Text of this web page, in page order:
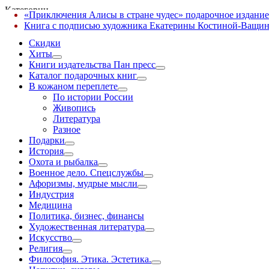
Категории
Скидки
Хиты
Книги издательства Пан пресс
Каталог подарочных книг
В кожаном переплете
По истории России
Живопись
Литература
Разное
Подарки
История
Охота и рыбалка
Военное дело. Спецслужбы
Афоризмы, мудрые мысли
Индустрия
Медицина
Политика, бизнес, финансы
Художественная литература
Искусство
Религия
Философия. Этика. Эстетика.
«Приключения Алисы в стране чудес» подарочное издание
Книга с подписью художника Екатерины Костиной-